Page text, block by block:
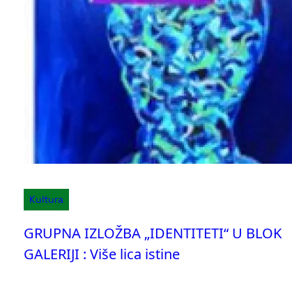
Kultura
GRUPNA IZLOŽBA „IDENTITETI“ U BLOK
GALERIJI : Više lica istine